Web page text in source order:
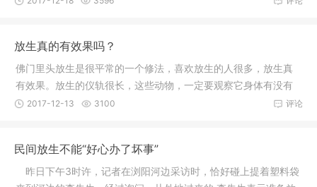
放生真的有效果吗？
佛门里头放生是很平常的一个修法，喜欢放生的人很多，放生真
有效果。放生的仪轨很长，这些动物，一定要观察它身体有没有
受伤，如
评论
2017-12-13 3100
民间放生不能“好心办了坏事”
昨日下午3时许，记者在浏阳河边采访时，恰好碰上提着塑料袋